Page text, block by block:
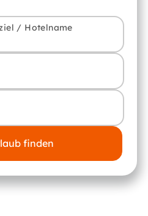
/ Hotelname
finden